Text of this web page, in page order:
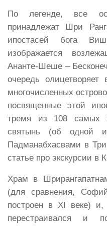
По легенде, все
принадлежат Шри
ипостасей бога
изображается
Ананте-Шеше –
очередь
многочисленных
посвященные этой
тремя из 108 самых
святынь (об одной
Падманабхасвами в
статье про экскурсии в
Храм в
(для сравнения,
построен в XI веке)
перестраивался и